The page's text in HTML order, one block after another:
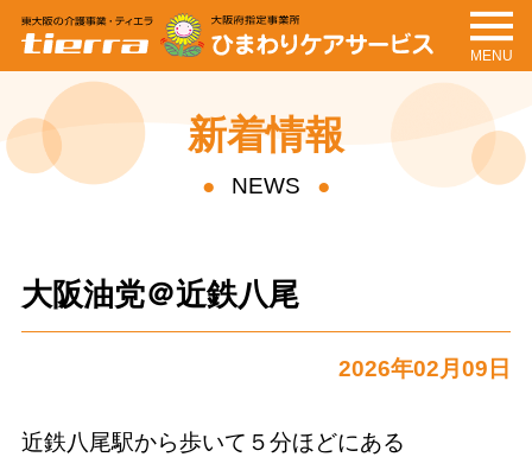
tierra
ひまわりケアサービ
ス
MENU
新着情報
NEWS
大阪油党＠近鉄八尾
2026年02月09日
近鉄八尾駅から歩いて５分ほどにある